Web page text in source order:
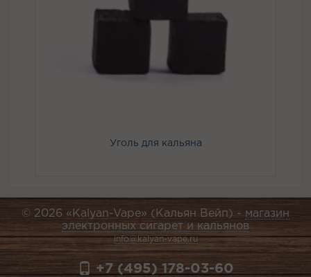
Уголь для кальяна
© 2026 «Kalyan-Vape» (Кальян Вейп) - магазин
электронных сигарет и кальянов
info@kalyan-vape.ru
+7 (495) 178-03-60